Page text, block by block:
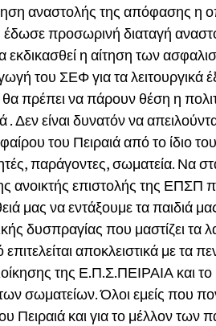
αναστολής της απόφασης η
έδωσε προσωρινή διαταγή
εκδικασθεί η αίτηση των
του ΣΕΦ για τα
πρέπει να πάρουν θέση η
. Δεν είναι δυνατόν να
του Πειραιά από το ίδιο
παράγοντες, σωματεία. Να
ανοικτής επιστολής της
μας να εντάξουμε τα παιδιά
δυσπραγίας που μαστίζει τα
αποκλειστικά με τα
της Ε.Π.Σ.ΠΕΙΡΑΙΑ και
σωματείων. Όλοι εμείς που
Πειραιά και για το μέλλον